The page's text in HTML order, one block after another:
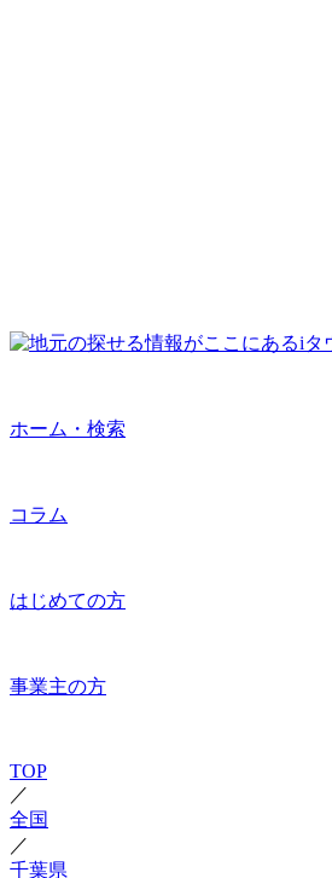
ホーム・検索
コラム
はじめての方
事業主の方
TOP
／
全国
／
千葉県